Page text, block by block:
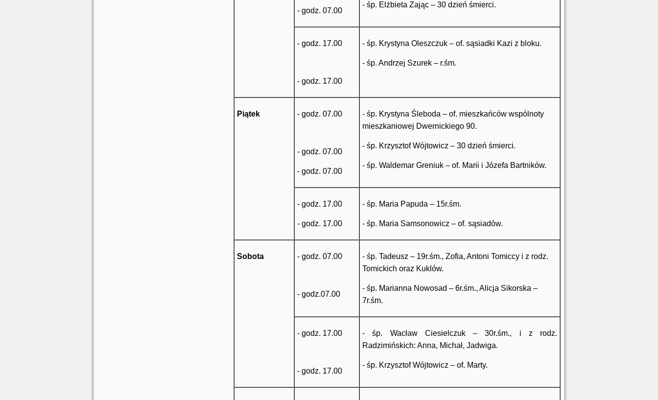
- godz. 07.00
- śp. Elżbieta Zając – 30 dzień śmierci.
- godz. 17.00
- godz. 17.00
- śp. Krystyna Oleszczuk – of. sąsiadki Kazi z bloku.
- śp. Andrzej Szurek – r.śm.
Piątek - godz. 07.00
- godz. 07.00
- godz. 07.00
- śp. Krystyna Śleboda – of. mieszkańców wspólnoty
mieszkaniowej Dwernickiego 90.
- śp. Krzysztof Wójtowicz – 30 dzień śmierci.
- śp. Waldemar Greniuk – of. Marii i Józefa Bartników.
- godz. 17.00
- godz. 17.00
- śp. Maria Papuda – 15r.śm.
- śp. Maria Samsonowicz – of. sąsiadów.
Sobota - godz. 07.00
- godz.07.00
- śp. Tadeusz – 19r.śm., Zofia, Antoni Tomiccy i z rodz.
Tomickich oraz Kuklów.
- śp. Marianna Nowosad – 6r.śm., Alicja Sikorska –
7r.śm.
- godz. 17.00
- godz. 17.00
- śp. Wacław Ciesielczuk – 30r.śm., i z rodz.
Radzimińskich: Anna, Michał, Jadwiga.
- śp. Krzysztof Wójtowicz – of. Marty.